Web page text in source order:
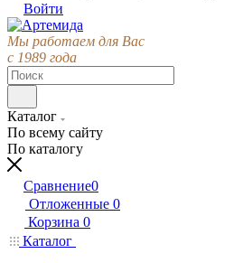
Войти
Мы работаем для Вас
с 1989 года
Каталог
По всему сайту
По каталогу
Сравнение0
Отложенные 0
Корзина 0
Каталог